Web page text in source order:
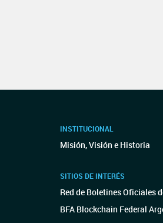
INSTITUCIONAL
Misión, Visión e Historia
SITIOS DE INTERÉS
Red de Boletines Oficiales
BFA Blockchain Federal